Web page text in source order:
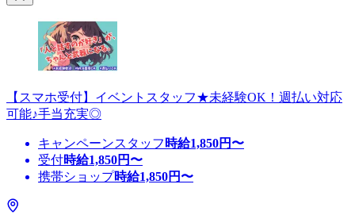
【スマホ受付】イベントスタッフ★未経験OK！週払い対応
可能♪手当充実◎
キャンペーンスタッフ 時給1,850円〜
受付時給1,850円〜
携帯ショップ時給1,850円〜